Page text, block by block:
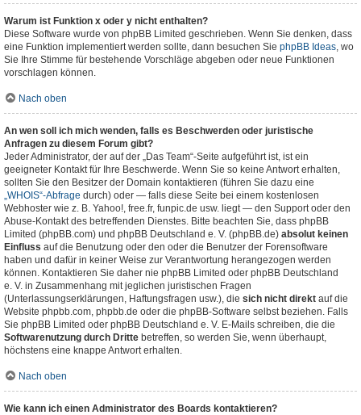
Warum ist Funktion x oder y nicht enthalten?
Diese Software wurde von phpBB Limited geschrieben. Wenn Sie denken, dass
eine Funktion implementiert werden sollte, dann besuchen Sie phpBB Ideas, wo
Sie Ihre Stimme für bestehende Vorschläge abgeben oder neue Funktionen
vorschlagen können.
Nach oben
An wen soll ich mich wenden, falls es Beschwerden oder juristische
Anfragen zu diesem Forum gibt?
Jeder Administrator, der auf der „Das Team“-Seite aufgeführt ist, ist ein
geeigneter Kontakt für Ihre Beschwerde. Wenn Sie so keine Antwort erhalten,
sollten Sie den Besitzer der Domain kontaktieren (führen Sie dazu eine
„WHOIS“-Abfrage durch) oder — falls diese Seite bei einem kostenlosen
Webhoster wie z. B. Yahoo!, free.fr, funpic.de usw. liegt — den Support oder den
Abuse-Kontakt des betreffenden Dienstes. Bitte beachten Sie, dass phpBB
Limited (phpBB.com) und phpBB Deutschland e. V. (phpBB.de) absolut keinen
Einfluss auf die Benutzung oder den oder die Benutzer der Forensoftware
haben und dafür in keiner Weise zur Verantwortung herangezogen werden
können. Kontaktieren Sie daher nie phpBB Limited oder phpBB Deutschland
e. V. in Zusammenhang mit jeglichen juristischen Fragen
(Unterlassungserklärungen, Haftungsfragen usw.), die sich nicht direkt auf die
Website phpbb.com, phpbb.de oder die phpBB-Software selbst beziehen. Falls
Sie phpBB Limited oder phpBB Deutschland e. V. E-Mails schreiben, die die
Softwarenutzung durch Dritte betreffen, so werden Sie, wenn überhaupt,
höchstens eine knappe Antwort erhalten.
Nach oben
Wie kann ich einen Administrator des Boards kontaktieren?